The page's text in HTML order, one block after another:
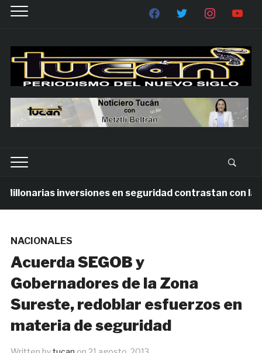
inversiones en seguridad contrastan con la
NACIONALES
Acuerda SEGOB y
Gobernadores de la Zona
Sureste, redoblar esfuerzos en
materia de seguridad